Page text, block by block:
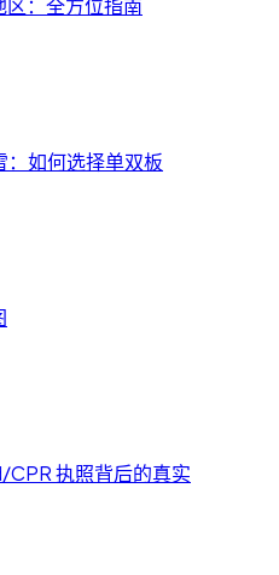
：全方位指南
：如何选择单双板
执照背后的真实